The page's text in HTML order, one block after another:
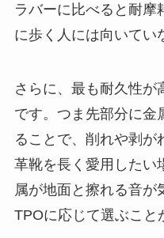
ラバーに比べると耐摩
に歩く人には向いてい
さらに、最も耐久性が
です。つま先部分に金
ることで、削れや剥が
革靴を長く愛用したい
属が地面と擦れる音が
TPOに応じて選ぶこと